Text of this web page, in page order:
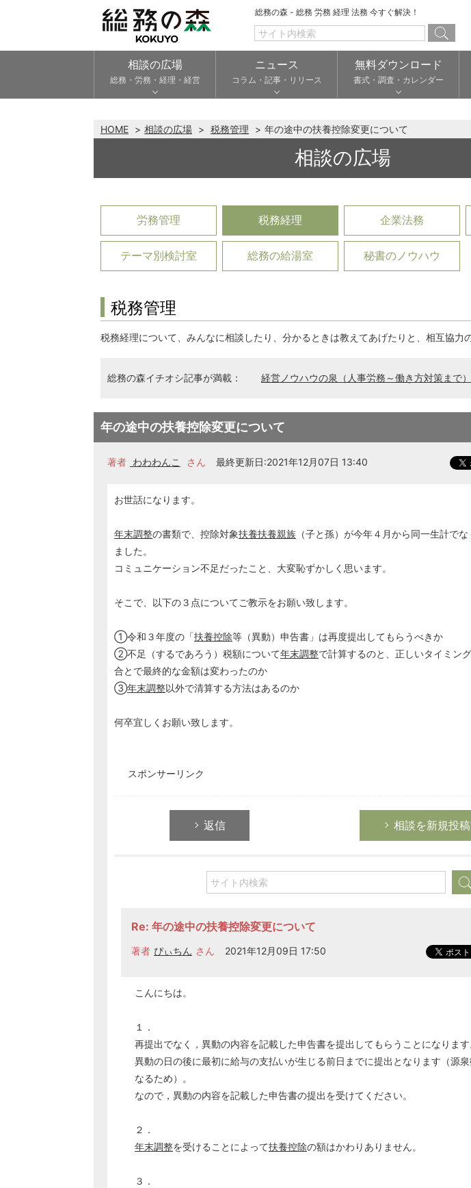
総務の森 - 総務 労務 経理 法務 今すぐ解決！
相談の広場
総務・労務・経理・経営
ニュース
コラム・記事・リリース
無料ダウンロード
書式・調査・カレンダー
HOME 相談の広場 税務管理 年の途中の扶養控除変更について
相談の広場
労務管理 税務経理 企業法務
テーマ別検討室 総務の給湯室 秘書のノウハウ
税務管理
税務経理について、みんなに相談したり、分かるときは教えてあげたりと、相互協力
総務の森イチオシ記事が満載： 経営ノウハウの泉（人事労務～働き方対策まで）
年の途中の扶養控除変更について
著者 わわわんこ さん 最終更新日:2021年12月07日 13:40
お世話になります。
年末調整の書類で、控除対象扶養扶養親族 （子と孫）が今年４月から同一生計で
ました。
コミュニケーション不足だったこと、大変恥ずかしく思います。
そこで、以下の３点についてご教示をお願い致します。
①令和３年度の「扶養控除等（異動）申告書」は再度提出してもらうべきか
②不足（するであろう）税額について年末調整で計算するのと、正しいタイミン
合とで最終的な金額は変わったのか
③年末調整以外で清算する方法はあるのか
何卒宜しくお願い致します。
スポンサーリンク
返信 相談を新規投
Re: 年の途中の扶養控除変更について
著者 ぴぃちん さん 2021年12月09日 17:50
こんにちは。
１．
再提出でなく，異動の内容を記載した申告書を提出してもらうことになります
異動の日の後に最初に給与の支払いが生じる前日までに提出となります（源
なるため）。
なので，異動の内容を記載した申告書の提出を受けてください。
２．
年末調整を受けることによって扶養控除の額はかわりありません。
３．